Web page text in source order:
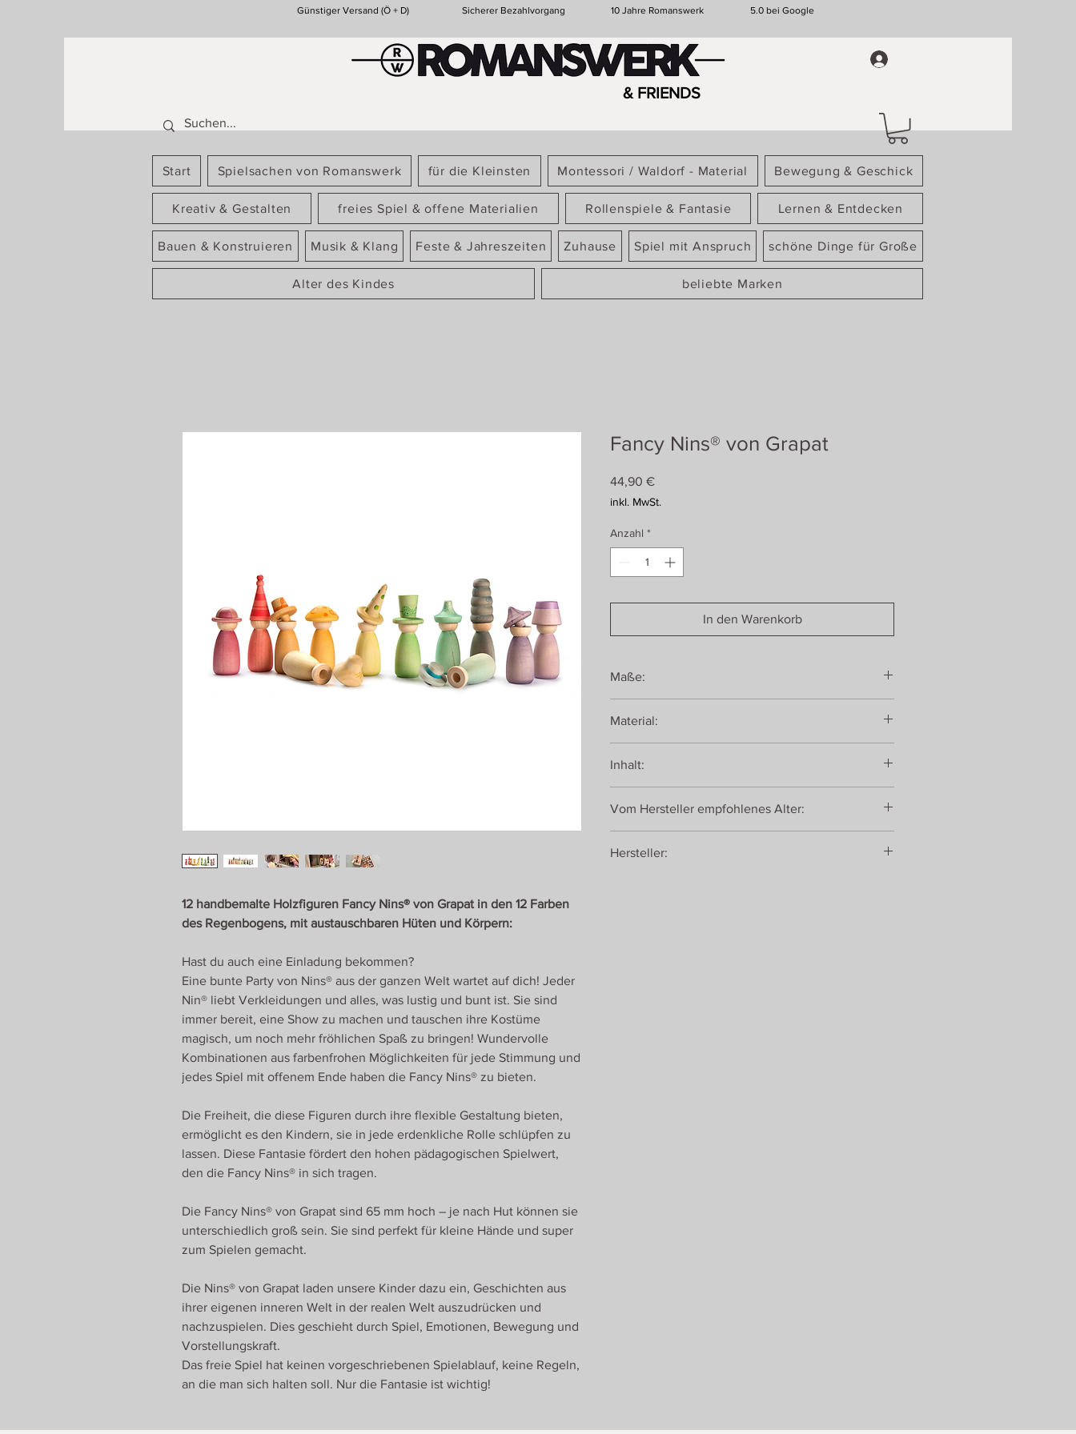
Günstiger Versand (Ö + D) Sicherer Bezahlvorgang 10 Jahre Romanswerk 5.0 bei Google
& FRIENDS
Start Spielsachen von Romanswerk für die Kleinsten Montessori / Waldorf - Material Bewegung & Geschick
Kreativ & Gestalten freies Spiel & offene Materialien Rollenspiele & Fantasie Lernen & Entdecken
Bauen & Konstruieren Musik & Klang Feste & Jahreszeiten Zuhause Spiel mit Anspruch schöne Dinge für Große
Alter des Kindes beliebte Marken
12 handbemalte Holzfiguren Fancy Nins® von Grapat in den 12 Farben
des Regenbogens, mit austauschbaren Hüten und Körpern:
Hast du auch eine Einladung bekommen?
Eine bunte Party von Nins® aus der ganzen Welt wartet auf dich! Jeder
Nin® liebt Verkleidungen und alles, was lustig und bunt ist. Sie sind
immer bereit, eine Show zu machen und tauschen ihre Kostüme
magisch, um noch mehr fröhlichen Spaß zu bringen! Wundervolle
Kombinationen aus farbenfrohen Möglichkeiten für jede Stimmung und
jedes Spiel mit offenem Ende haben die Fancy Nins® zu bieten.
Die Freiheit, die diese Figuren durch ihre flexible Gestaltung bieten,
ermöglicht es den Kindern, sie in jede erdenkliche Rolle schlüpfen zu
lassen. Diese Fantasie fördert den hohen pädagogischen Spielwert,
den die Fancy Nins® in sich tragen.
Die Fancy Nins® von Grapat sind 65 mm hoch – je nach Hut können sie
unterschiedlich groß sein. Sie sind perfekt für kleine Hände und super
zum Spielen gemacht.
Die Nins® von Grapat laden unsere Kinder dazu ein, Geschichten aus
ihrer eigenen inneren Welt in der realen Welt auszudrücken und
nachzuspielen. Dies geschieht durch Spiel, Emotionen, Bewegung und
Vorstellungskraft.
Das freie Spiel hat keinen vorgeschriebenen Spielablauf, keine Regeln,
an die man sich halten soll. Nur die Fantasie ist wichtig!
Fancy Nins® von Grapat
44,90 €Preis
inkl. MwSt.
Anzahl *
In den Warenkorb
Maße:
Material:
Inhalt:
Hüten und Körpern
Vom Hersteller empfohlenes Alter:
Hersteller: